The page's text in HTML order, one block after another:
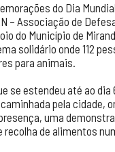
do Dia
– Associação de
do Município de
solidário onde 112
para animais.
se estendeu até ao dia
pela cidade,
uma
recolha de alimentos